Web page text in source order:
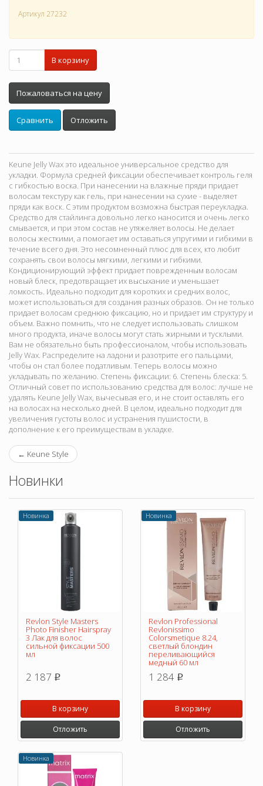
Артикул 27232
В корзину
Пожаловаться на цену
Сравнить Отложить
Keune Jelly Wax это идеальное универсальное средство для
укладки. Формула средней фиксации обеспечивает контроль геля
с гибкостью воска. При нанесении на влажные пряди придает
волосам текстуру как гель, при нанесении на сухие - выделяет
пряди как воск. С этим продуктом возможна быстрая переукладка.
Средство для стайлинга довольно легко наносится и очень легко
смывается, и при этом состав не утяжеляет волосы. Не делает
волосы жесткими, а помогает им оставаться упругими и гибкими в
течение всего дня. Это несомненный плюс для всех, кто любит
сохранять свои волосы мягкими, легкими и гибкими.
Кондиционирующий эффект придает поврежденным волосам
новый блеск, предотвращает их высыхание и уменьшает
ломкость. Идеально подходит для коротких и средних волос,
может использоваться для создания разных образов. Он не только
придает волосам среднюю фиксацию, но и придает им структуру и
объем. Важно помнить, что не следует использовать слишком
много продукта, иначе волосы могут стать жирными и тусклыми.
Вам не обязательно быть профессионалом, чтобы использовать
Jelly Wax. Распределите на ладони и разотрите его пальцами,
чтобы он стал более податливым. Теперь волосы можно
укладывать по желанию. Степень фиксации: 6. Степень блеска: 5.
Отличный совет по использованию средства для волос: лучше не
удалять Keune Jelly Wax, вычесывая его, и не стоит оставлять его
на волосах на несколько дней. В целом, идеально подходит для
увеличения густоты волос и устранения пушистости, в
дополнение к его преимуществам в укладке.
← Keune Style
Новинки
Новинка
Revlon Style Masters
Photo Finisher Hairspray
3 Лак для волос
сильной фиксации 500
мл
2 187 p
В корзину
Отложить
Новинка
Revlon Professional
Revlonissimo
Colorsmetique 8.24,
светлый блондин
переливающийся
медный 60 мл
1 284 p
В корзину
Отложить
Новинка